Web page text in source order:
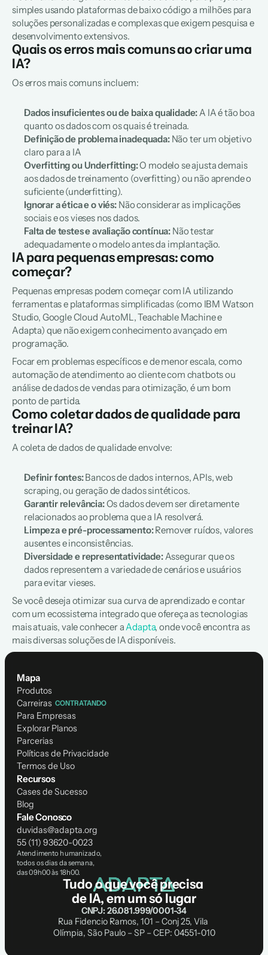
simples usando plataformas de baixo código a milhões para
soluções personalizadas e complexas que exigem pesquisa e
desenvolvimento extensivos.
Quais os erros mais comuns ao criar uma
IA?
Os erros mais comuns incluem:
Dados insuficientes ou de baixa qualidade: A IA é tão boa
quanto os dados com os quais é treinada.
Definição de problema inadequada: Não ter um objetivo
claro para a IA
Overfitting ou Underfitting: O modelo se ajusta demais
aos dados de treinamento (overfitting) ou não aprende o
suficiente (underfitting).
Ignorar a ética e o viés: Não considerar as implicações
sociais e os vieses nos dados.
Falta de testes e avaliação contínua: Não testar
adequadamente o modelo antes da implantação.
IA para pequenas empresas: como
começar?
Pequenas empresas podem começar com IA utilizando
ferramentas e plataformas simplificadas (como IBM Watson
Studio, Google Cloud AutoML, Teachable Machine e
Adapta) que não exigem conhecimento avançado em
programação.
Focar em problemas específicos e de menor escala, como
automação de atendimento ao cliente com chatbots ou
análise de dados de vendas para otimização, é um bom
ponto de partida.
Como coletar dados de qualidade para
treinar IA?
A coleta de dados de qualidade envolve:
Definir fontes: Bancos de dados internos, APIs, web
scraping, ou geração de dados sintéticos.
Garantir relevância: Os dados devem ser diretamente
relacionados ao problema que a IA resolverá.
Limpeza e pré-processamento: Remover ruídos, valores
ausentes e inconsistências.
Diversidade e representatividade: Assegurar que os
dados representem a variedade de cenários e usuários
para evitar vieses.
Se você deseja otimizar sua curva de aprendizado e contar
com um ecossistema integrado que ofereça as tecnologias
mais atuais, vale conhecer a Adapta, onde você encontra as
mais diversas soluções de IA disponíveis.
Mapa
Produtos
Carreiras CONTRATANDO
Para Empresas
Explorar Planos
Parcerias
Políticas de Privacidade
Termos de Uso
Fale Conosco
duvidas@adapta.org
55 (11) 93620-0023
Atendimento humanizado,
todos os dias da semana,
das 09h00 às 18h00.
Recursos
Cases de Sucesso
Blog
Tudo o que você precisa
de IA, em um só lugar
CNPJ: 26.081.999/0001-34
Rua Fidencio Ramos, 101 – Conj 25, Vila
Olímpia, São Paulo – SP – CEP: 04551-010